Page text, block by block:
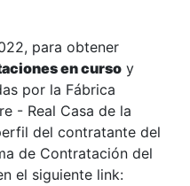
para obtener
en curso y
por la Fábrica
- Real Casa de la
del contratante del
de Contratación del
el siguiente link: